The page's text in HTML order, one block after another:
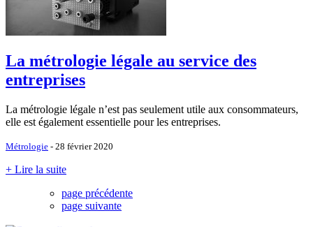
La métrologie légale au service des
entreprises
La métrologie légale n’est pas seulement utile aux consommateurs,
elle est également essentielle pour les entreprises.
Métrologie - 28 février 2020
+ Lire la suite
page précédente
page suivante